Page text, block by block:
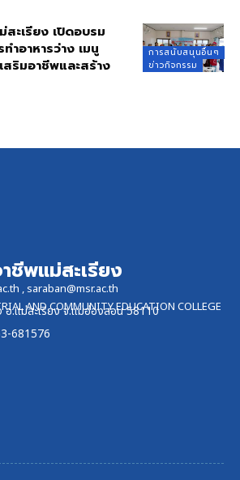
การสนับสนุนอื่นๆ
ข่าวกิจกรรม
ะเรียง เปิดอบรม
ำอาหารว่าง เมนู
สริมอาชีพและสร้าง
ชีพแม่สะเรียง
,saraban@msr.ac.th
AND COMMUNITY EDUCATION COLLEGE
อ.แม่สะเรียง จ.แม่ฮ่องสอน 58110
681576